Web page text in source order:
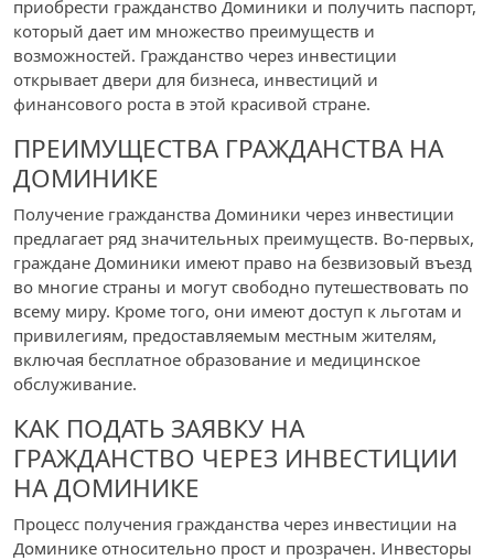
приобрести гражданство Доминики и получить паспорт,
который дает им множество преимуществ и
возможностей. Гражданство через инвестиции
открывает двери для бизнеса, инвестиций и
финансового роста в этой красивой стране.
ПРЕИМУЩЕСТВА ГРАЖДАНСТВА НА
ДОМИНИКЕ
Получение гражданства Доминики через инвестиции
предлагает ряд значительных преимуществ. Во-первых,
граждане Доминики имеют право на безвизовый въезд
во многие страны и могут свободно путешествовать по
всему миру. Кроме того, они имеют доступ к льготам и
привилегиям, предоставляемым местным жителям,
включая бесплатное образование и медицинское
обслуживание.
КАК ПОДАТЬ ЗАЯВКУ НА
ГРАЖДАНСТВО ЧЕРЕЗ ИНВЕСТИЦИИ
НА ДОМИНИКЕ
Процесс получения гражданства через инвестиции на
Доминике относительно прост и прозрачен. Инвесторы